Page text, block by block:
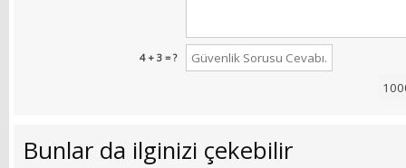
4 + 3 = ?
Bunlar da ilginizi çekebilir